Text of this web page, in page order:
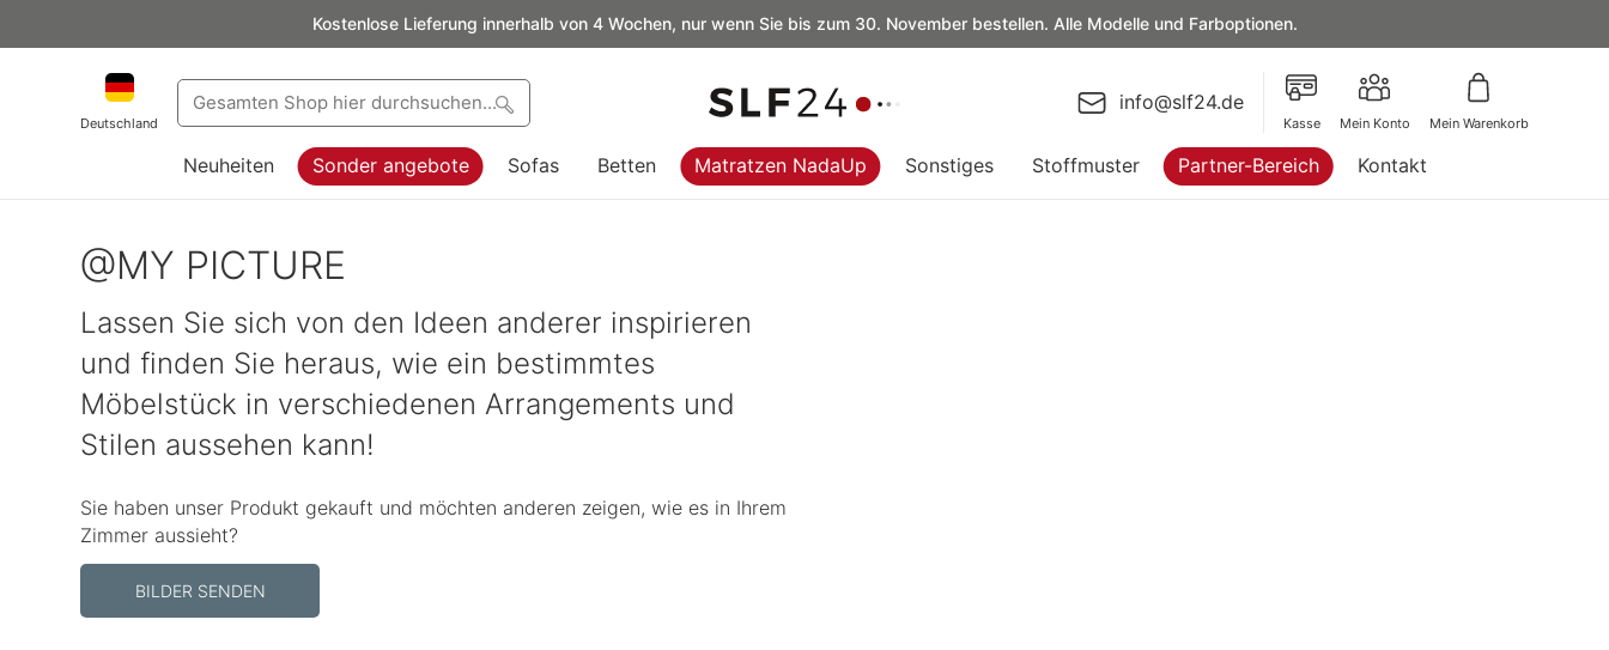
Kostenlose Lieferung innerhalb von 4 Wochen, nur wenn Sie bis zum 30. November bestellen. Alle Modelle und Farboptionen.
Deutschland
info@slf24.de
Kasse Mein Konto Mein Warenkorb
Neuheiten Sonder angebote Sofas Betten Matratzen NadaUp Sonstiges Stoffmuster Partner-Bereich Kontakt
@MY PICTURE
Lassen Sie sich von den Ideen anderer inspirieren
und finden Sie heraus, wie ein bestimmtes
Möbelstück in verschiedenen Arrangements und
Stilen aussehen kann!
Sie haben unser Produkt gekauft und möchten anderen zeigen, wie es in Ihrem
Zimmer aussieht?
BILDER SENDEN